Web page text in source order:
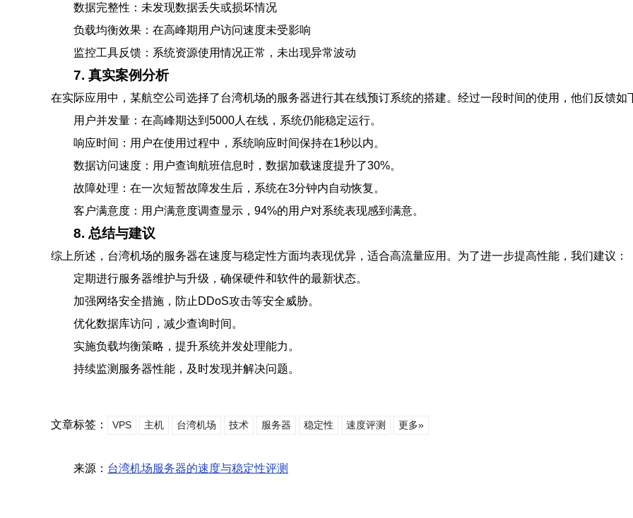
数据完整性：未发现数据丢失或损坏情况
负载均衡效果：在高峰期用户访问速度未受影响
监控工具反馈：系统资源使用情况正常，未出现异常波动
7. 真实案例分析
在实际应用中，某航空公司选择了台湾机场的服务器进行其在线预订系统的搭建。经过一段时间的使用，他们反馈如
用户并发量：在高峰期达到5000人在线，系统仍能稳定运行。
响应时间：用户在使用过程中，系统响应时间保持在1秒以内。
数据访问速度：用户查询航班信息时，数据加载速度提升了30%。
故障处理：在一次短暂故障发生后，系统在3分钟内自动恢复。
客户满意度：用户满意度调查显示，94%的用户对系统表现感到满意。
8. 总结与建议
综上所述，台湾机场的服务器在速度与稳定性方面均表现优异，适合高流量应用。为了进一步提高性能，我们建议：
定期进行服务器维护与升级，确保硬件和软件的最新状态。
加强网络安全措施，防止DDoS攻击等安全威胁。
优化数据库访问，减少查询时间。
实施负载均衡策略，提升系统并发处理能力。
持续监测服务器性能，及时发现并解决问题。
文章标签： VPS 主机 台湾机场 技术 服务器 稳定性 速度评测 更多»
来源： 台湾机场服务器的速度与稳定性评测